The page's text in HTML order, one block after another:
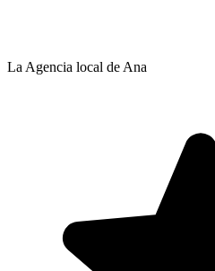
La Agencia local de Ana